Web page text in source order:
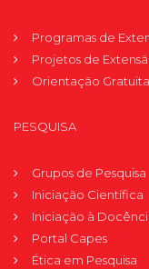
Programas de
Projetos de
Orientação
PESQUISA
Grupos de Pesquisa
Iniciação Científica
Iniciação à
Portal Capes
Ética em Pesquisa